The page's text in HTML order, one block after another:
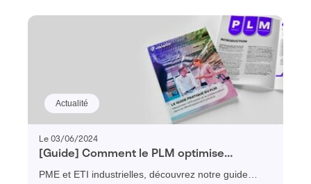
Actualité
Le 03/06/2024
[Guide] Comment le PLM optimise
l’efficacité et la collaboration dans la
PME et ETI industrielles, découvrez notre guide